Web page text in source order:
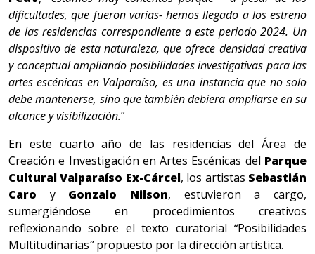
dificultades, que fueron varias- hemos llegado a los estreno
de las residencias correspondiente a este periodo 2024. Un
dispositivo de esta naturaleza, que ofrece densidad creativa
y conceptual ampliando posibilidades investigativas para las
artes escénicas en Valparaíso, es una instancia que no solo
debe mantenerse, sino que también debiera ampliarse en su
alcance y visibilización.”
En este cuarto año de las residencias del Área de
Creación e Investigación en Artes Escénicas del Parque
Cultural Valparaíso Ex-Cárcel, los artistas Sebastián
Caro yGonzalo Nilson, estuvieron a cargo,
sumergiéndose en procedimientos creativos
reflexionando sobre el texto curatorial “Posibilidades
Multitudinarias”propuesto por la dirección artística.